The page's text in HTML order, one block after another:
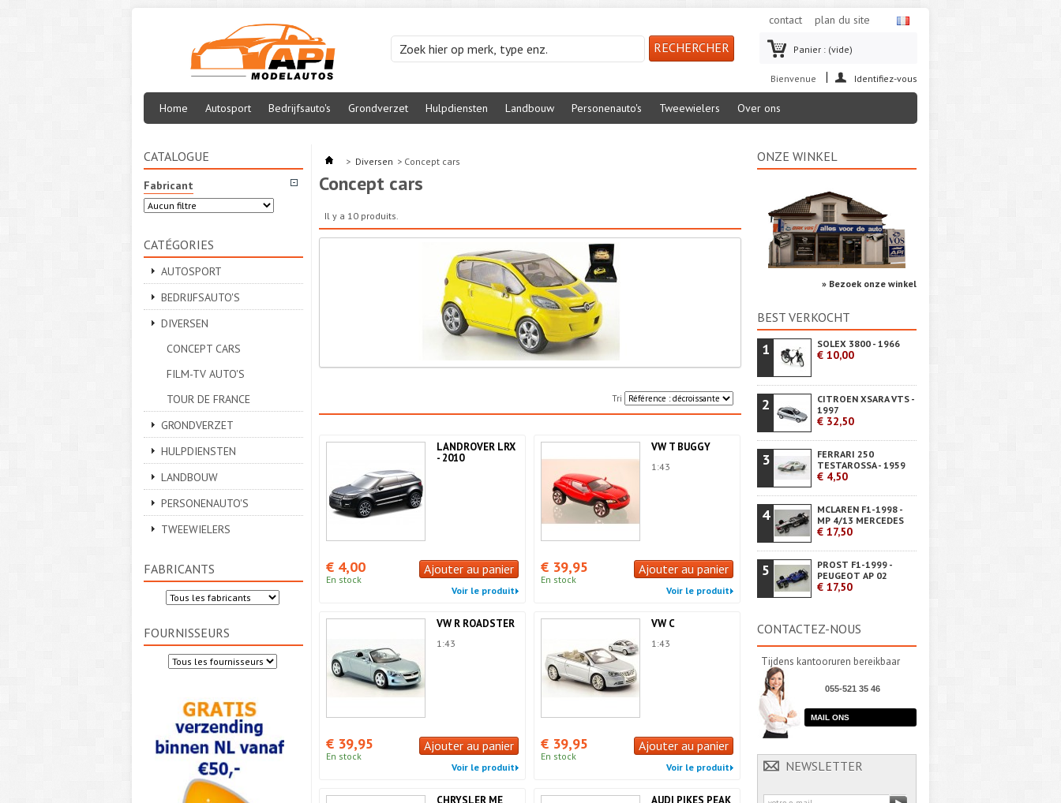
contact plan du site
Panier : (vide)
Bienvenue Identifiez-vous
Home Autosport Bedrijfsauto's Grondverzet Hulpdiensten Landbouw Personenauto's Tweewielers Over ons
CATALOGUE
Fabricant
CATÉGORIES
AUTOSPORT
BEDRIJFSAUTO'S
DIVERSEN
CONCEPT CARS
FILM-TV AUTO'S
TOUR DE FRANCE
GRONDVERZET
HULPDIENSTEN
LANDBOUW
PERSONENAUTO'S
TWEEWIELERS
FABRICANTS
FOURNISSEURS
> Diversen > Concept cars
Concept cars
Il y a 10 produits.
Tri
LANDROVER LRX
- 2010
€ 4,00
En stock
Ajouter au panier
Voir le produit
VW T BUGGY
1:43
€ 39,95
En stock
Ajouter au panier
Voir le produit
VW R ROADSTER
1:43
€ 39,95
En stock
Ajouter au panier
Voir le produit
VW C
1:43
€ 39,95
En stock
Ajouter au panier
Voir le produit
CHRYSLER ME
AUDI PIKES PEAK
ONZE WINKEL
» Bezoek onze winkel
BEST VERKOCHT
1 SOLEX 3800 - 1966
€ 10,00
2
CITROEN XSARA VTS -
1997
€ 32,50
3
FERRARI 250
TESTAROSSA - 1959
€ 4,50
4
MCLAREN F1-1998 -
MP 4/13 MERCEDES
€ 17,50
5
PROST F1-1999 -
PEUGEOT AP 02
€ 17,50
CONTACTEZ-NOUS
Tijdens kantooruren bereikbaar
055-521 35 46
MAIL ONS
NEWSLETTER